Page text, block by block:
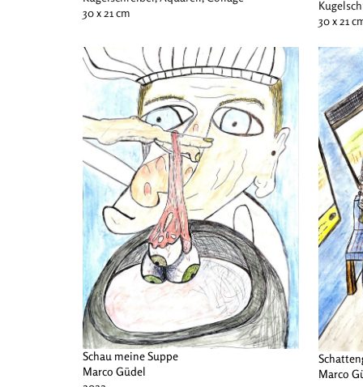
30 x 21 cm
30 x 21
Schau meine Suppe
Marco Güdel
Marco